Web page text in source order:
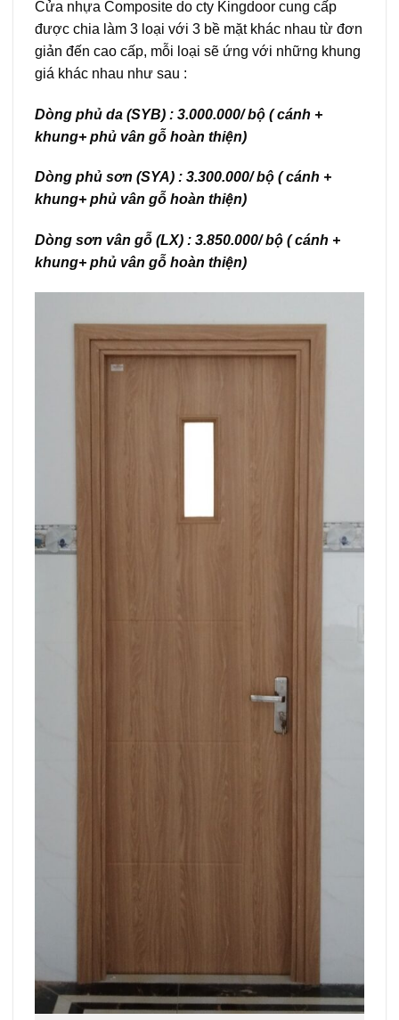
Cửa nhựa Composite do cty Kingdoor cung cấp
được chia làm 3 loại với 3 bề mặt khác nhau từ đơn
giản đến cao cấp, mỗi loại sẽ ứng với những khung
giá khác nhau như sau :
Dòng phủ da (SYB) : 3.000.000/ bộ ( cánh +
khung+ phủ vân gỗ hoàn thiện)
Dòng phủ sơn (SYA) : 3.300.000/ bộ ( cánh +
khung+ phủ vân gỗ hoàn thiện)
Dòng sơn vân gỗ (LX) : 3.850.000/ bộ ( cánh +
khung+ phủ vân gỗ hoàn thiện)